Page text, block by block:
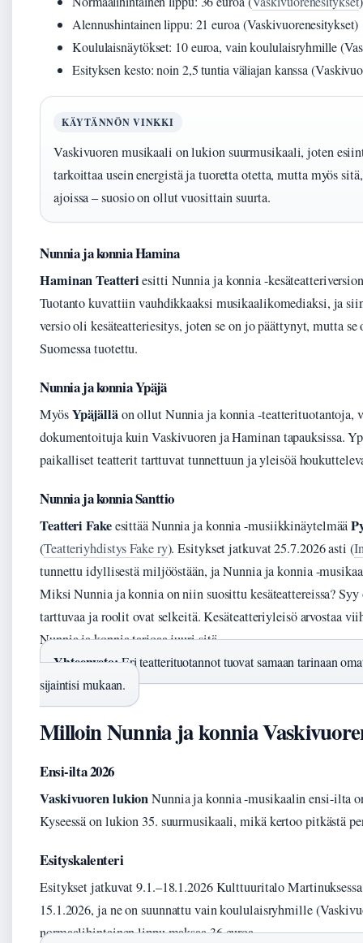
Alennushintainen lippu: 21 euroa (Vaskivuorenesitykset)
Koululaisnäytökset: 10 euroa, vain koululaisryhmille
Esityksen kesto: noin 2,5 tuntia väliajan kanssa
KÄYTÄNNÖN VINKKI
Vaskivuoren musikaali on lukion suurmusikaali, joten
tarkoittaa usein energistä ja tuoretta otetta, mutta myös
ajoissa – suosio on ollut vuosittain suurta.
Nunnia ja konnia Hamina
Haminan Teatteriesitti Nunnia ja konnia -
Tuotanto kuvattiin vauhdikkaaksi musikaalikomediaksi, ja
versio oli kesäteatteriesitys, joten se on jo päättynyt, mutta
Suomessa tuotettu.
Nunnia ja konnia Ypäjä
MyösYpäjälläon ollut Nunnia ja konnia -teatterituotantoja,
dokumentoituja kuin Vaskivuoren ja Haminan tapauksissa.
paikalliset teatterit tarttuvat tunnettuun ja yleisöä
Nunnia ja konnia Santtio
Teatteri Fakeesittää Nunnia ja konnia -musiikkinäytelmää
(Teatteriyhdistys Fake ry). Esitykset jatkuvat 25.7.2026 asti (
tunnettu idyllisestä miljööstään, ja Nunnia ja konnia -
Miksi Nunnia ja konnia on niin suosittu kesäteattereissa?
tarttuvaa ja roolit ovat selkeitä. Kesäteatteriyleisö arvostaa
Nunnia ja konnia tarjoaa juuri sitä.
Yhteenveto:Eri teatterituotannot tuovat samaan tarinaan
sijaintisi mukaan.
Milloin Nunnia ja konnia
Ensi-ilta 2026
Vaskivuoren lukionNunnia ja konnia -musikaalin ensi-ilta
Kyseessä on lukion 35. suurmusikaali, mikä kertoo pitkästä
Esityskalenteri
Esitykset jatkuvat 9.1.–18.1.2026 Kulttuuritalo
15.1.2026, ja ne on suunnattu vain koululaisryhmille
normaalihintainen lippu maksaa 36 euroa.